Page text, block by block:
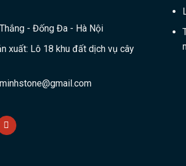
- Đống Đa - Hà Nội
xuất: Lô 18 khu đất dịch vụ cây